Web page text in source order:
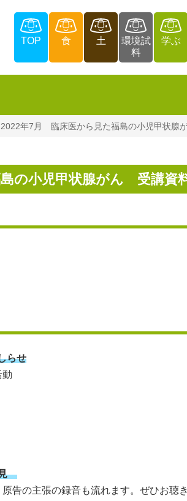
TOP 食 土
環境試
料
学ぶ
2022年7月 臨床医から見た福島の小児甲状腺
の小児甲状腺がん 受講資
らせ
見
告の主張の録音も流れます。ぜひお聴